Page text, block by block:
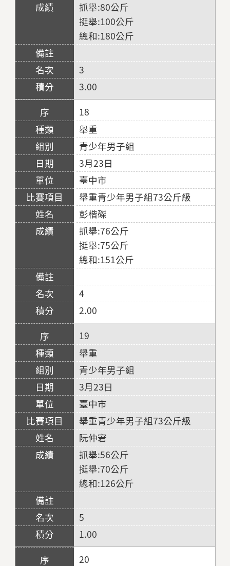
抓舉:80公斤
挺舉:100公斤
總和:180公斤
3
3.00
18
舉重
青少年男子組
3月23日
臺中市
舉重青少年男子組73公斤級
彭楷磔
抓舉:76公斤
挺舉:75公斤
總和:151公斤
4
2.00
19
舉重
青少年男子組
3月23日
臺中市
舉重青少年男子組73公斤級
阮仲宭
抓舉:56公斤
挺舉:70公斤
總和:126公斤
5
1.00
20